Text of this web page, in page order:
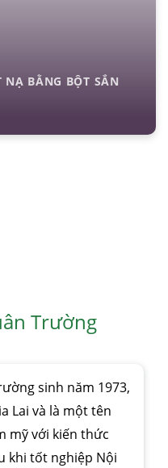
BẰNG BỘT SẮN
Trường
sinh năm 1973,
Lai và là một tên
mỹ với kiến thức
khi tốt nghiệp Nội